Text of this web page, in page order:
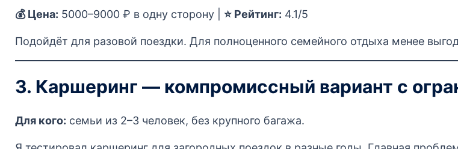
💰 Цена: 5000–9000 ₽ в одну сторону | ⭐ Рейтинг: 4.1/5
Подойдёт для разовой поездки. Для полноценного семейного отдыха менее
3. Каршеринг — компромиссный вариант с
Для кого: семьи из 2–3 человек, без крупного багажа.